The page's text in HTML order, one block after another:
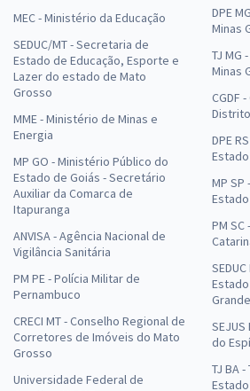
MEC - Ministério da Educação
SEDUC/MT - Secretaria de
Estado de Educação, Esporte e
Lazer do estado de Mato
Grosso
MME - Ministério de Minas e
Energia
MP GO - Ministério Público do
Estado de Goiás - Secretário
Auxiliar da Comarca de
Itapuranga
ANVISA - Agência Nacional de
Vigilância Sanitária
PM PE - Polícia Militar de
Pernambuco
CRECI MT - Conselho Regional de
Corretores de Imóveis do Mato
Grosso
Universidade Federal de
DPE
Minas
TJ MG
Minas
CGDF
DPE
MP
PM
do
TJ BA